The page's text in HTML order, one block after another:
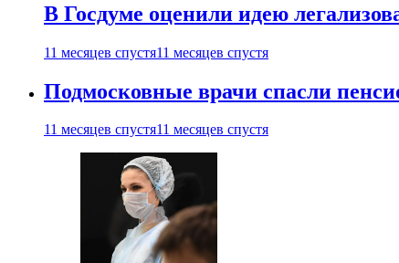
В Госдуме оценили идею
11 месяцев спустя11 месяцев спустя
Подмосковные врачи спасли
11 месяцев спустя11 месяцев спустя